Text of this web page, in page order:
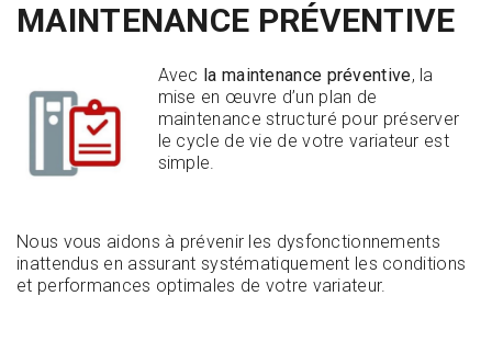
MAINTENANCE PRÉVENTIVE
Avec la maintenance préventive, la
mise en œuvre d’un plan de
maintenance structuré pour préserver
le cycle de vie de votre variateur est
simple.
Nous vous aidons à prévenir les dysfonctionnements
inattendus en assurant systématiquement les conditions
et performances optimales de votre variateur.